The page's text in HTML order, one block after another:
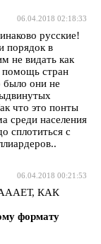
06.04.2018 02:18:33
русские!
порядок в
не видать как
помощь стран
было они не
что это понты
среди населения
сплотиться с
06.04.2018 00:21:53
КАК
формату